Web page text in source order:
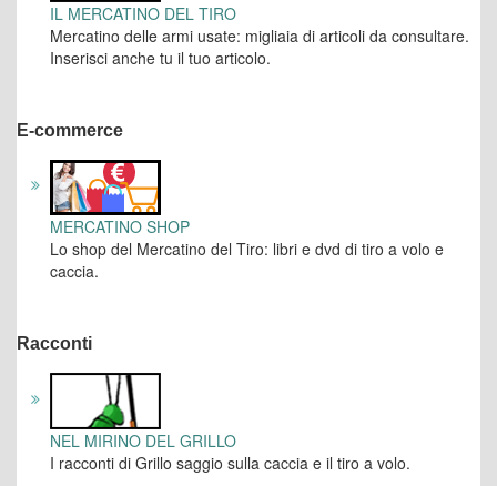
IL MERCATINO DEL TIRO
Mercatino delle armi usate: migliaia di articoli da consultare.
Inserisci anche tu il tuo articolo.
E-commerce
MERCATINO SHOP
Lo shop del Mercatino del Tiro: libri e dvd di tiro a volo e
caccia.
Racconti
NEL MIRINO DEL GRILLO
I racconti di Grillo saggio sulla caccia e il tiro a volo.